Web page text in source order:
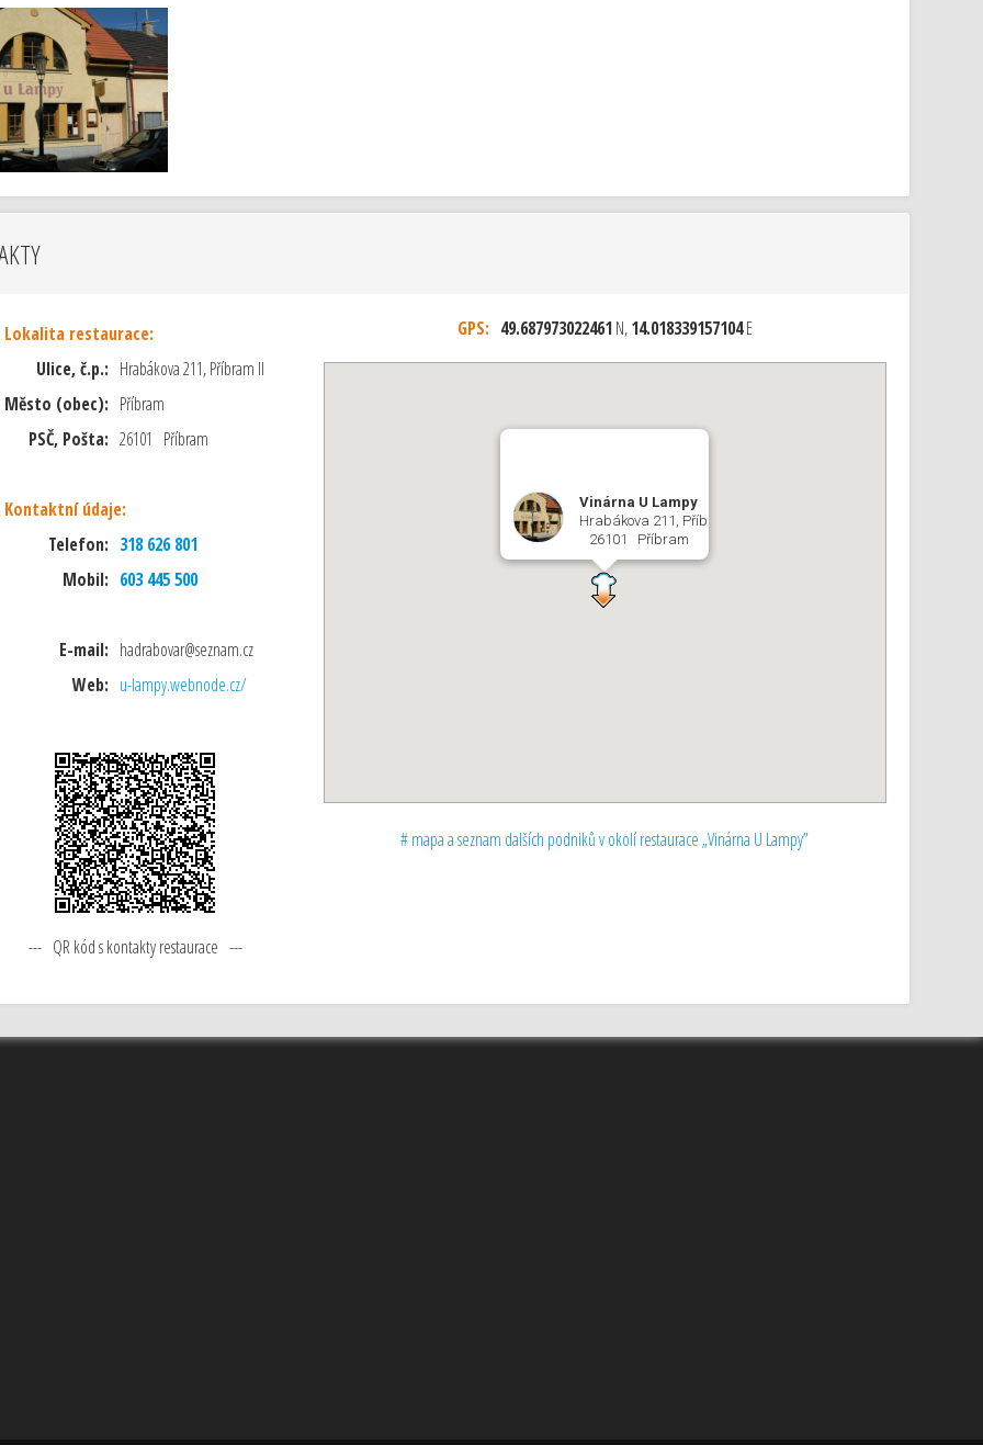
Lokalita restaurace:
Ulice, č.p.: Hrabákova 211, Příbram II
Město (obec): Příbram
PSČ, Pošta: 26101 Příbram
Kontaktní údaje:
Telefon: 318 626 801
Mobil: 603 445 500
E-mail: hadrabovar@seznam.cz
Web: u-lampy.webnode.cz/
--- QR kód s kontakty restaurace ---
GPS: 49.687973022461N,14.018339157104E
Vinárna U Lampy
Hrabákova 211, Příbram II
26101 Příbram
# mapa a seznam dalších podniků v okolí restaurace „Vinárna U Lampy”